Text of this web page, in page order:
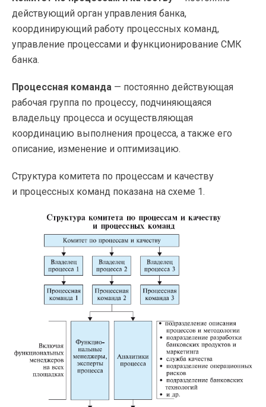
действующий орган управления банка,
координирующий работу процессных команд,
управление процессами и функционирование СМК
банка.
Процессная команда — постоянно действующая
рабочая группа по процессу, подчиняющаяся
владельцу процесса и осуществляющая
координацию выполнения процесса, а также его
описание, изменение и оптимизацию.
Структура комитета по процессам и качеству
и процессных команд показана на схеме 1.